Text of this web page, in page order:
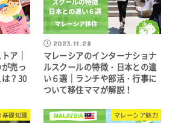
ア｜
売っ
？30
2023.11.28
マレーシアのインターナショナ
ルスクールの特徴・日本との違
い６選｜ランチや部活・行事に
ついて移住ママが解説！
基礎知識 マレーシア魅力